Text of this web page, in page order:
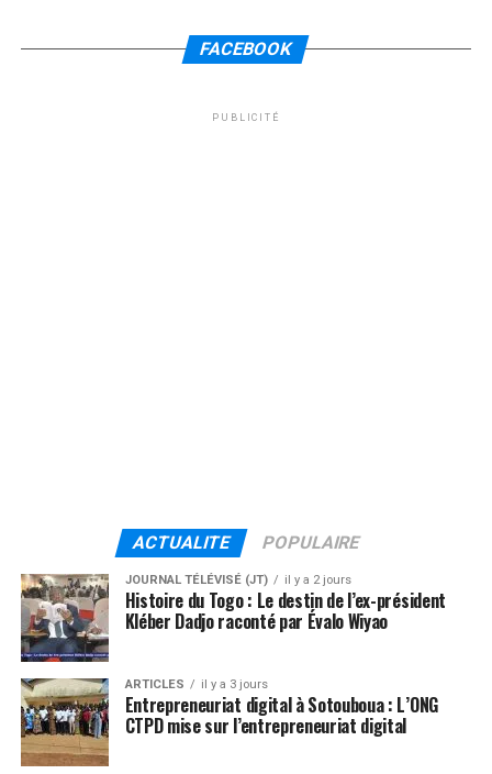
FACEBOOK
PUBLICITÉ
ACTUALITE POPULAIRE
JOURNAL TÉLÉVISÉ (JT) il y a 2 jours
Histoire du Togo : Le destin de l’ex-président
Kléber Dadjo raconté par Évalo Wiyao
ARTICLES il y a 3 jours
Entrepreneuriat digital à Sotouboua : L’ONG
CTPD mise sur l’entrepreneuriat digital